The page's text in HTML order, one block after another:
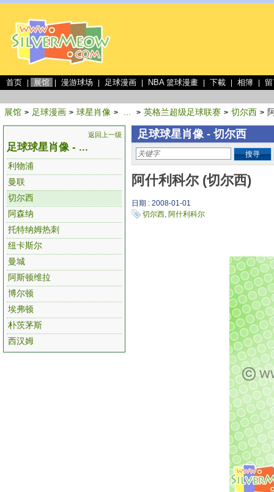
首页 展馆 漫游球场 足球漫画 NBA 篮球漫畫 下載 相簿
展馆 > 足球漫画 > 球星肖像 > > 英格兰超级足球联赛 > 切尔西 >
返回上一级
足球球星肖像 - ...
利物浦
曼联
切尔西
阿森纳
托特纳姆热刺
纽卡斯尔
曼城
阿斯顿维拉
博尔顿
埃弗顿
朴茨茅斯
西汉姆
足球球星肖像 - 切尔西
搜寻
阿什利科尔 (切尔西)
日期 : 2008-01-01
切尔西, 阿什利科尔